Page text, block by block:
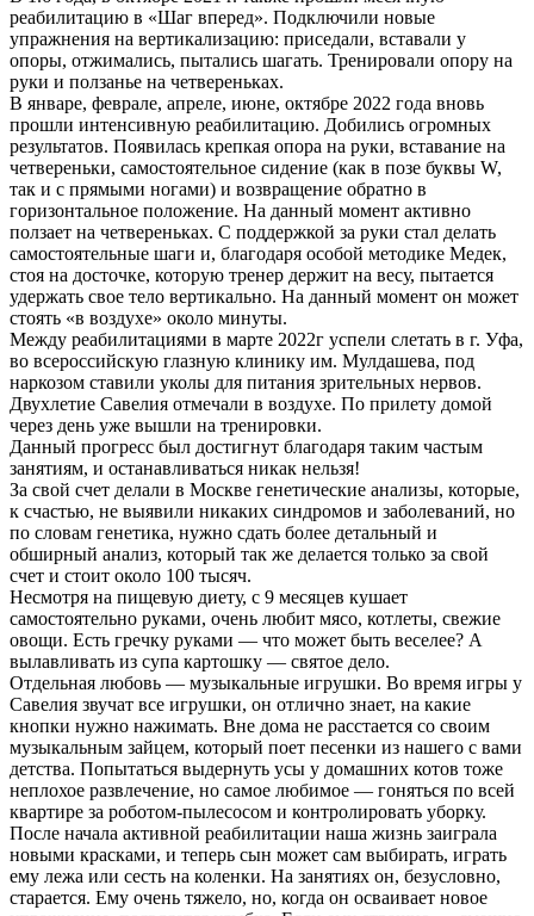
реабилитацию в «Шаг вперед». Подключили новые
упражнения на вертикализацию: приседали, вставали у
опоры, отжимались, пытались шагать. Тренировали опору на
руки и ползанье на четвереньках.
В январе, феврале, апреле, июне, октябре 2022 года вновь
прошли интенсивную реабилитацию. Добились огромных
результатов. Появилась крепкая опора на руки, вставание на
четвереньки, самостоятельное сидение (как в позе буквы W,
так и с прямыми ногами) и возвращение обратно в
горизонтальное положение. На данный момент активно
ползает на четвереньках. С поддержкой за руки стал делать
самостоятельные шаги и, благодаря особой методике Медек,
стоя на досточке, которую тренер держит на весу, пытается
удержать свое тело вертикально. На данный момент он может
стоять «в воздухе» около минуты.
Между реабилитациями в марте 2022г успели слетать в г. Уфа,
во всероссийскую глазную клинику им. Мулдашева, под
наркозом ставили уколы для питания зрительных нервов.
Двухлетие Савелия отмечали в воздухе. По прилету домой
через день уже вышли на тренировки.
Данный прогресс был достигнут благодаря таким частым
занятиям, и останавливаться никак нельзя!
За свой счет делали в Москве генетические анализы, которые,
к счастью, не выявили никаких синдромов и заболеваний, но
по словам генетика, нужно сдать более детальный и
обширный анализ, который так же делается только за свой
счет и стоит около 100 тысяч.
Несмотря на пищевую диету, с 9 месяцев кушает
самостоятельно руками, очень любит мясо, котлеты, свежие
овощи. Есть гречку руками — что может быть веселее? А
вылавливать из супа картошку — святое дело.
Отдельная любовь — музыкальные игрушки. Во время игры у
Савелия звучат все игрушки, он отлично знает, на какие
кнопки нужно нажимать. Вне дома не расстается со своим
музыкальным зайцем, который поет песенки из нашего с вами
детства. Попытаться выдернуть усы у домашних котов тоже
неплохое развлечение, но самое любимое — гоняться по всей
квартире за роботом-пылесосом и контролировать уборку.
После начала активной реабилитации наша жизнь заиграла
новыми красками, и теперь сын может сам выбирать, играть
ему лежа или сесть на коленки. На занятиях он, безусловно,
старается. Ему очень тяжело, но, когда он осваивает новое